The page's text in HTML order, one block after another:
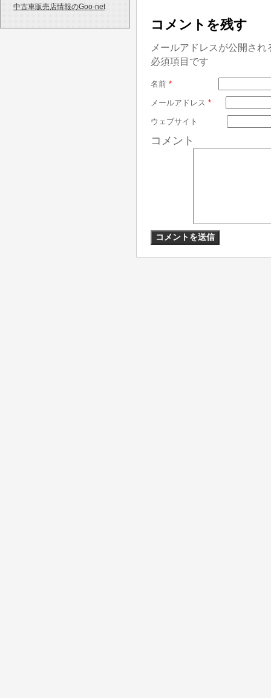
中古車販売店情報のGoo-net
コメントを残す
メールアドレスが公開さ
必須項目です
名前 *
メールアドレス *
ウェブサイト
コメント